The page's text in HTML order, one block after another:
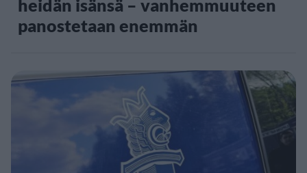
heidän isänsä – vanhemmuuteen
panostetaan enemmän